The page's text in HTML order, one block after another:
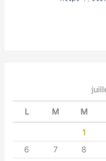
L M M
1
6
7 8